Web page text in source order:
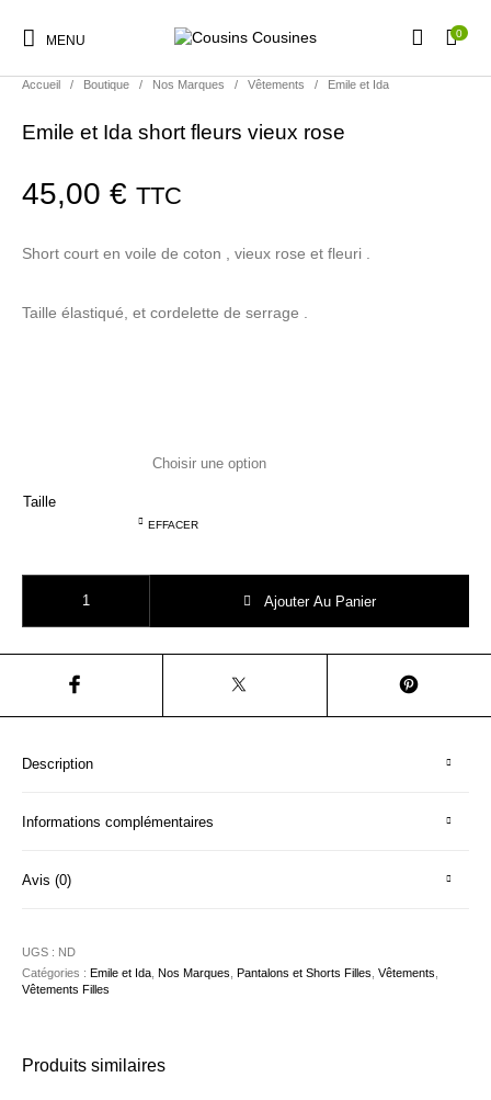
MENU 0
Nouveautés Promotions
Accueil / Boutique / Nos Marques / Vêtements / Emile et Ida
Emile et Ida short fleurs vieux rose
45,00€ TTC
Short court en voile de coton , vieux rose et fleuri .
Taille élastiqué, et cordelette de serrage .
Taille
EFFACER
Ajouter Au Panier
Description
Informations complémentaires
Avis (0)
UGS : ND
Catégories :Emile et Ida ,Nos Marques ,Pantalons et Shorts Filles ,Vêtements
Vêtements Filles
Produits similaires